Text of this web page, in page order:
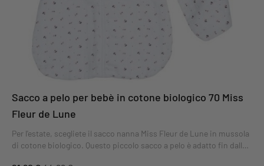
Sacco a pelo per bebè in cotone biologico 70 Miss
Fleur de Lune
Per l'estate, scegliete il sacco nanna Miss Fleur de Lune in mussola
di cotone biologico. Questo piccolo sacco a pelo è adatto fin dalla